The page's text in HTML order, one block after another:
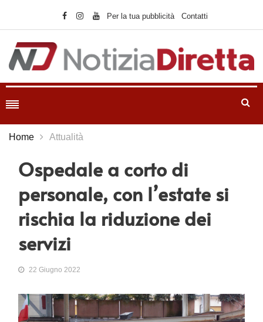
Per la tua pubblicità Contatti
Home Attualità
Ospedale a corto di
personale, con l’estate si
rischia la riduzione dei
servizi
22 Giugno 2022